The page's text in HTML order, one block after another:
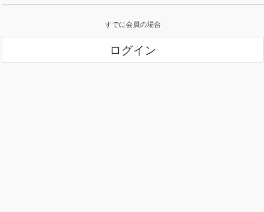
すでに会員の場合
ログイン